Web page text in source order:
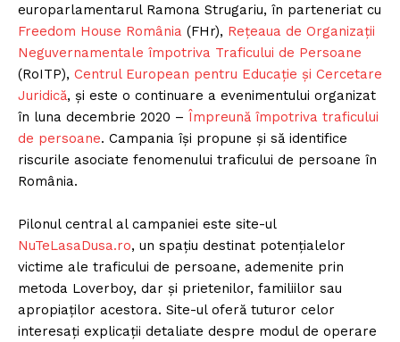
europarlamentarul Ramona Strugariu, în parteneriat cu
Freedom House România (FHr), Rețeaua de Organizații
Neguvernamentale împotriva Traficului de Persoane
(RoITP), Centrul European pentru Educație și Cercetare
Juridică, și este o continuare a evenimentului organizat
în luna decembrie 2020 – Împreună împotriva traficului
de persoane. Campania își propune și să identifice
riscurile asociate fenomenului traficului de persoane în
România.
Pilonul central al campaniei este site-ul
NuTeLasaDusa.ro, un spațiu destinat potențialelor
victime ale traficului de persoane, ademenite prin
metoda Loverboy, dar și prietenilor, familiilor sau
apropiaților acestora. Site-ul oferă tuturor celor
interesați explicații detaliate despre modul de operare